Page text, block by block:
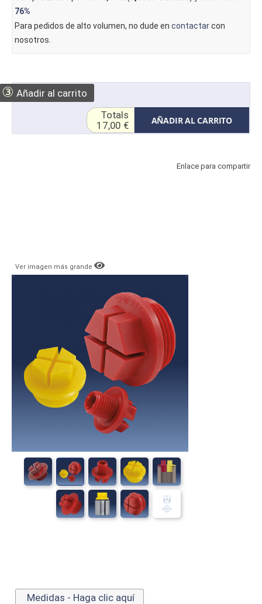
76%
Para pedidos de alto volumen, no dude en contactarcon
nosotros.
③ Añadir al carrito
AÑADIR AL CARRITO
Totals
17,00 €
Enlace para compartir
Ver imagen más grande
Medidas - Haga clic aquí